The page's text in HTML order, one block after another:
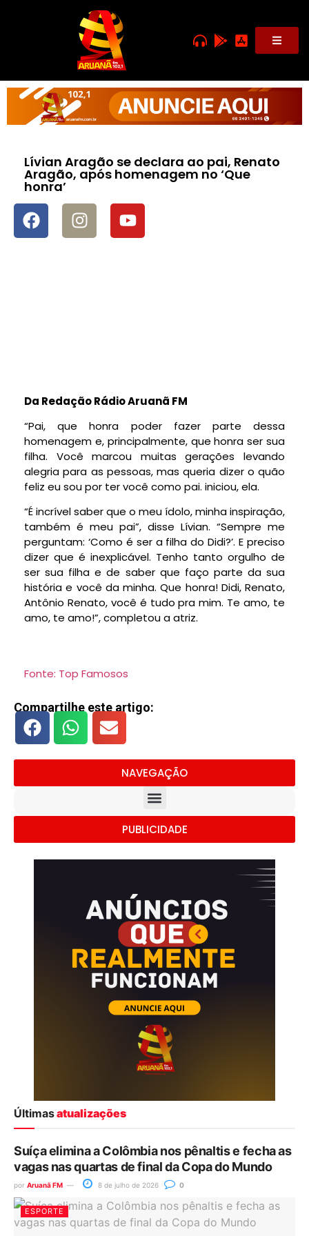
Lívian Aragão se declara ao pai, Renato
Aragão, após homenagem no ‘Que
honra’
Da Redação Rádio Aruanã FM
“Pai, que honra poder fazer parte dessa
homenagem e, principalmente, que honra ser sua
filha. Você marcou muitas gerações levando
alegria para as pessoas, mas queria dizer o quão
feliz eu sou por ter você como pai. iniciou, ela.
“É incrível saber que o meu ídolo, minha inspiração,
também é meu pai”, disse Lívian. “Sempre me
perguntam: ‘Como é ser a filha do Didi?’. E preciso
dizer que é inexplicável. Tenho tanto orgulho de
ser sua filha e de saber que faço parte da sua
história e você da minha. Que honra! Didi, Renato,
Antônio Renato, você é tudo pra mim. Te amo, te
amo, te amo!”, completou a atriz.
Fonte: Top Famosos
Compartilhe este artigo:
NAVEGAÇÃO
PUBLICIDADE
Últimasatualizações
Suíça elimina a Colômbia nos pênaltis e fecha as
vagas nas quartas de final da Copa do Mundo
por Aruanã FM 8 de julho de 2026 0
ESPORTE